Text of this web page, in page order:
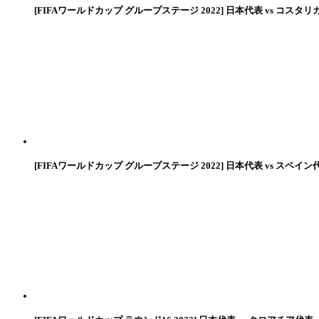
[FIFAワールドカップ グループステージ 2022] 日本代表 vs コスタリ
[FIFAワールドカップ グループステージ 2022] 日本代表 vs スペイン